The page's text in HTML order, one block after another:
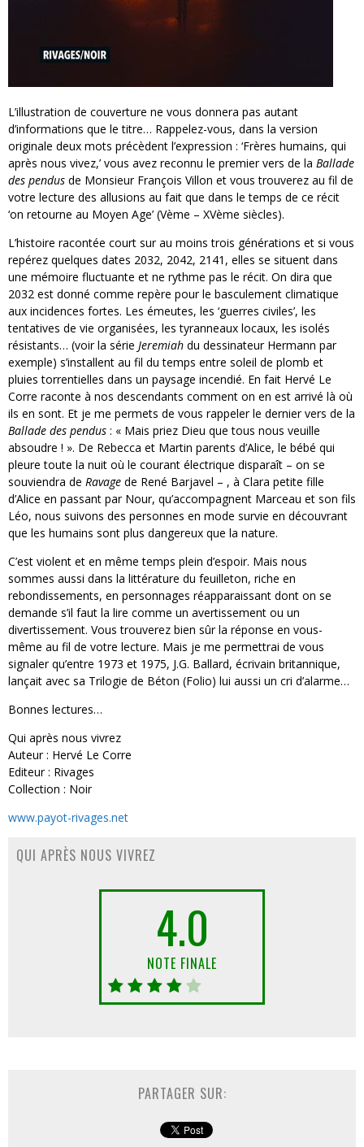
L’illustration de couverture ne vous donnera pas autant
d’informations que le titre… Rappelez-vous, dans la version
originale deux mots précèdent l’expression : ‘Frères humains, qui
après nous vivez,’ vous avez reconnu le premier vers de la Ballade
des pendus de Monsieur François Villon et vous trouverez au fil de
votre lecture des allusions au fait que dans le temps de ce récit
‘on retourne au Moyen Age’ (Vème – XVème siècles).
L’histoire racontée court sur au moins trois générations et si vous
repérez quelques dates 2032, 2042, 2141, elles se situent dans
une mémoire fluctuante et ne rythme pas le récit. On dira que
2032 est donné comme repère pour le basculement climatique
aux incidences fortes. Les émeutes, les ‘guerres civiles’, les
tentatives de vie organisées, les tyranneaux locaux, les isolés
résistants… (voir la série Jeremiah du dessinateur Hermann par
exemple) s’installent au fil du temps entre soleil de plomb et
pluies torrentielles dans un paysage incendié. En fait Hervé Le
Corre raconte à nos descendants comment on en est arrivé là où
ils en sont. Et je me permets de vous rappeler le dernier vers de la
Ballade des pendus : « Mais priez Dieu que tous nous veuille
absoudre ! ». De Rebecca et Martin parents d’Alice, le bébé qui
pleure toute la nuit où le courant électrique disparaît – on se
souviendra de Ravage de René Barjavel – , à Clara petite fille
d’Alice en passant par Nour, qu’accompagnent Marceau et son fils
Léo, nous suivons des personnes en mode survie en découvrant
que les humains sont plus dangereux que la nature.
C’est violent et en même temps plein d’espoir. Mais nous
sommes aussi dans la littérature du feuilleton, riche en
rebondissements, en personnages réapparaissant dont on se
demande s’il faut la lire comme un avertissement ou un
divertissement. Vous trouverez bien sûr la réponse en vous-
même au fil de votre lecture. Mais je me permettrai de vous
signaler qu’entre 1973 et 1975, J.G. Ballard, écrivain britannique,
lançait avec sa Trilogie de Béton (Folio) lui aussi un cri d’alarme…
Bonnes lectures…
Qui après nous vivrez
Auteur : Hervé Le Corre
Editeur : Rivages
Collection : Noir
www.payot-rivages.net
QUI APRÈS NOUS VIVREZ
4.0
NOTE FINALE
PARTAGER SUR: